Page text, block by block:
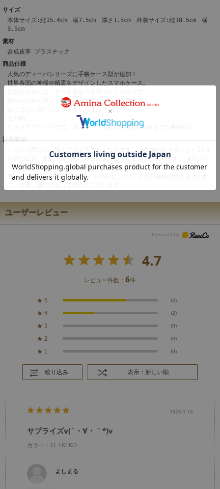
サイズ
本体サイズ:縦15.4cm 横7.5cm 厚さ1.5cm 外装サイズ:縦18.5cm 横
9.5cm
素材
合成皮革 プラスチック
商品仕様
人気のディーバシリーズに手帳ケース型が追加！
世界各国の神様や精霊をデザインしたスマホケース。
意味や由来で選ぶも良し、デザインで選ぶも良し。
他にはない自分らしさを楽しもう。
※カメラスライドUP式、対応サイズ:縦15cm 横8.5cmまでの機種対応。
注意事項
こちらの商品は、職人による手作りとなります。 ◆生地の取り方により1点1
点柄の出方・配置、形や色に多少の誤差が生じる場合があります。 ◆オンラ
インショップで販売をしております在庫につきましては、実店舗と在庫を共
有しています。 ◆お使いのパソコン環境により、実際の商品の色と表示され
ユーザーレビュー
4.7
レビュー件数：6件
★ 5 (4)
★ 4 (2)
★ 3 (0)
★ 2 (0)
★ 1 (0)
絞り込み 表示：新しい順
2026.3.18
サプライズv(´・∀・｀*)v
カラー：EL EKEKO
よしまる